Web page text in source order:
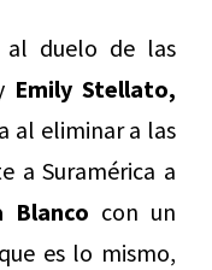
al duelo de las
Emily Stellato,
al eliminar a las
a Suramérica a
Blanco con un
es lo mismo,